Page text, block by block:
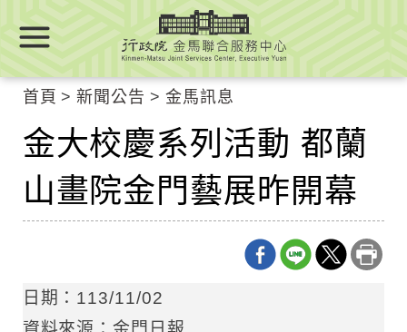
要
首頁 新聞公告 金馬訊息
金大校慶系列活動 都蘭
山畫院金門藝展昨開幕
日期：113/11/02